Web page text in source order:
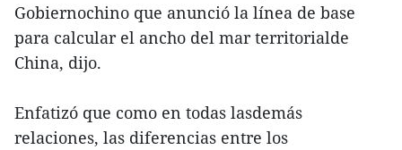
Gobiernochino que anunció la línea de base
para calcular el ancho del mar territorialde
China, dijo.
Enfatizó que como en todas lasdemás
relaciones, las diferencias entre los